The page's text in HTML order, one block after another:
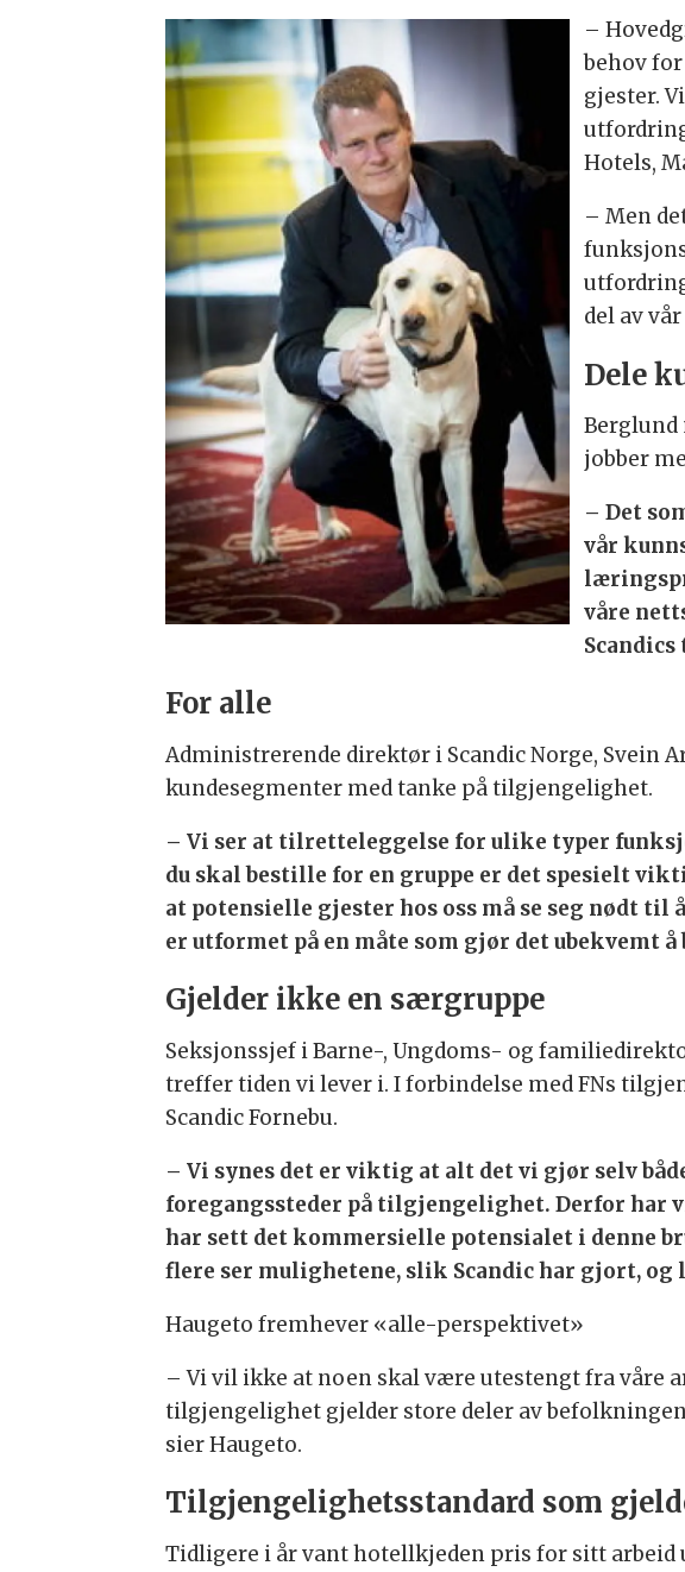
–
behov
gjester.
Hotels,
– Men
del av
Dele
Berglund
jobber
– Det
vår
våre
For alle
Administrerende direktør i Scandic Norge, Svein
kundesegmenter med tanke på tilgjengelighet.
– Vi ser at tilretteleggelse for ulike typer
du skal bestille for en gruppe er det spesielt
at potensielle gjester hos oss må se seg nødt
er utformet på en måte som gjør det ubekvemt
Gjelder ikke en særgruppe
Seksjonssjef i Barne-, Ungdoms- og
treffer tiden vi lever i. I forbindelse med FNs
Scandic Fornebu.
– Vi synes det er viktig at alt det vi gjør selv
foregangssteder på tilgjengelighet. Derfor har
har sett det kommersielle potensialet i denne
flere ser mulighetene, slik Scandic har gjort,
Haugeto fremhever «alle-perspektivet»
– Vi vil ikke at noen skal være utestengt fra våre
tilgjengelighet gjelder store deler av
sier Haugeto.
Tilgjengelighetsstandard som
Tidligere i år vant hotellkjeden pris for sitt arbeid